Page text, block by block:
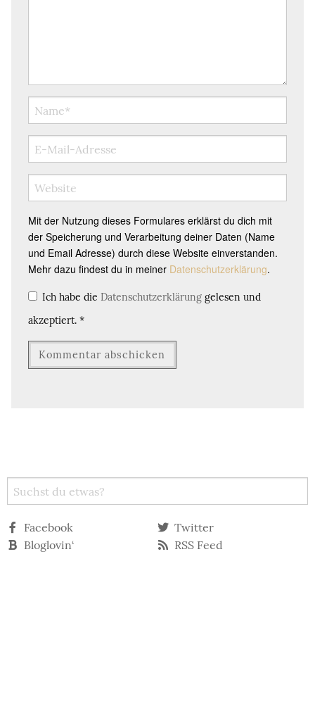
Mit der Nutzung dieses Formulares erklärst du dich mit
der Speicherung und Verarbeitung deiner Daten (Name
und Email Adresse) durch diese Website einverstanden.
Mehr dazu findest du in meiner Datenschutzerklärung.
Ich habe die Datenschutzerklärung gelesen und
akzeptiert. *
Facebook
Twitter
Bloglovin‘
RSS Feed